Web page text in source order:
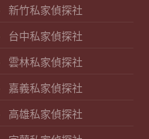
新竹私家偵探社
台中私家偵探社
雲林私家偵探社
嘉義私家偵探社
高雄私家偵探社